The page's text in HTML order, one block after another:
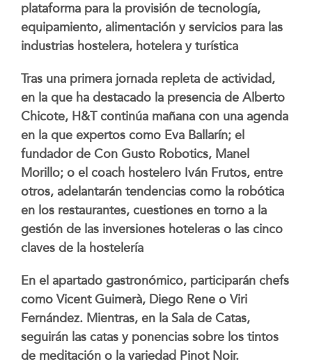
plataforma para la provisión de tecnología,
equipamiento, alimentación y servicios para las
industrias hostelera, hotelera y turística
Tras una primera jornada repleta de actividad,
en la que ha destacado la presencia de Alberto
Chicote, H&T continúa mañana con una agenda
en la que expertos como Eva Ballarín; el
fundador de Con Gusto Robotics, Manel
Morillo; o el coach hostelero Iván Frutos, entre
otros, adelantarán tendencias como la robótica
en los restaurantes, cuestiones en torno a la
gestión de las inversiones hoteleras o las cinco
claves de la hostelería
En el apartado gastronómico, participarán chefs
como Vicent Guimerà, Diego Rene o Viri
Fernández. Mientras, en la Sala de Catas,
seguirán las catas y ponencias sobre los tintos
de meditación o la variedad Pinot Noir.